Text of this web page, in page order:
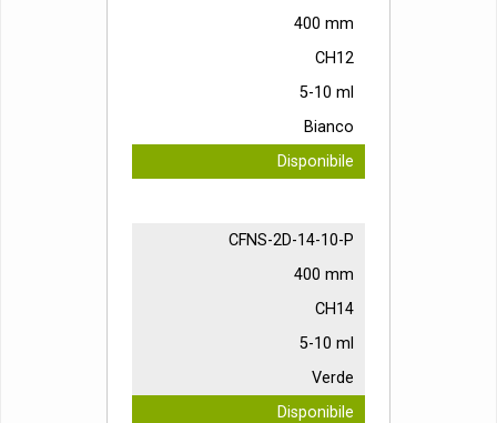
400 mm
CH12
5-10 ml
Bianco
Disponibile
CFNS-2D-14-10-P
400 mm
CH14
5-10 ml
Verde
Disponibile